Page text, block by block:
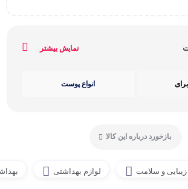
نمایش بیشتر
انواع پوست
بازخورد درباره این کالا
زیبایی و سلامت لوازم بهداشتی